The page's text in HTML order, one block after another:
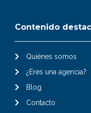
Contenido
Quiénes somos
¿Eres una agencia?
Blog
Contacto